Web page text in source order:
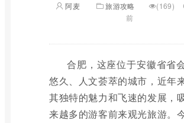
阿麦 旅游攻略 (169)
前
合肥，这座位于安徽省省
悠久、人文荟萃的城市，近年
其独特的魅力和飞速的发展，
来越多的游客前来观光旅游。